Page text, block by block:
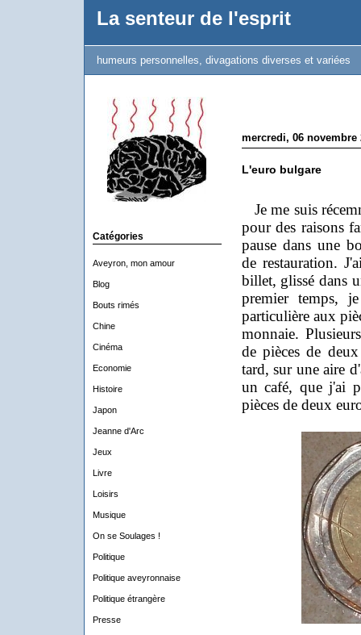
La senteur de l'esprit
humeurs personnelles, divagations diverses et variées
Catégories
Aveyron, mon amour
Blog
Bouts rimés
Chine
Cinéma
Economie
Histoire
Japon
Jeanne d'Arc
Jeux
Livre
Loisirs
Musique
On se Soulages !
Politique
Politique aveyronnaise
Politique étrangère
Presse
mercredi, 06 novembre
L'euro bulgare
Je me suis
pour des raisons
pause dans une
de restauration.
billet, glissé dans
premier temps,
particulière aux
monnaie.
de pièces de
tard, sur une aire
un café, que j'ai
pièces de deux